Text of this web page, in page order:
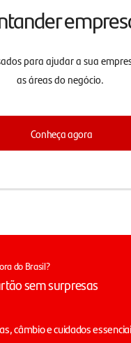
para ajudar a sua
as áreas do negócio.
Conheça agora
do Brasil?
sem surpresas
câmbio e cuidados